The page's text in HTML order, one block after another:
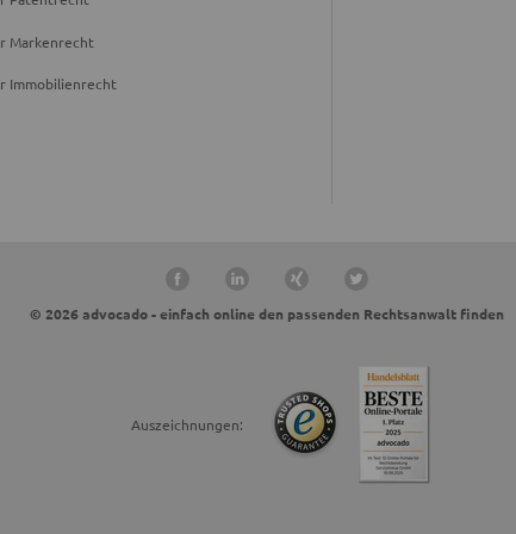
Markenrecht
Immobilienrecht
© 2026 advocado - einfach online den passenden Rechtsanwalt finden
Auszeichnungen: